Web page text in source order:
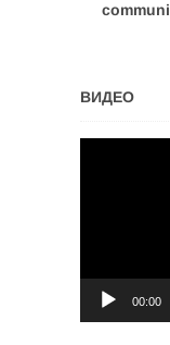
ВИДЕО
00:00